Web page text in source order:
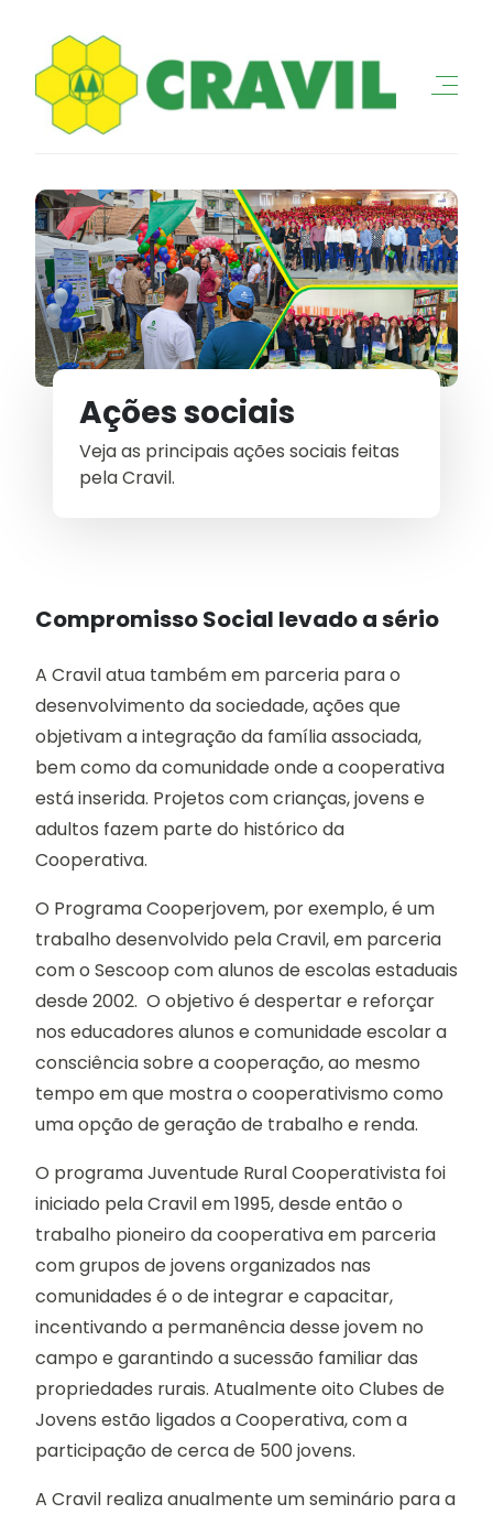
Ações sociais
Veja as principais ações sociais feitas
pela Cravil.
Compromisso Social levado a sério
A Cravil atua também em parceria para o
desenvolvimento da sociedade, ações que
objetivam a integração da família associada,
bem como da comunidade onde a cooperativa
está inserida. Projetos com crianças, jovens e
adultos fazem parte do histórico da
Cooperativa.
O Programa Cooperjovem, por exemplo, é um
trabalho desenvolvido pela Cravil, em parceria
com o Sescoop com alunos de escolas estaduais
desde 2002. O objetivo é despertar e reforçar
nos educadores alunos e comunidade escolar a
consciência sobre a cooperação, ao mesmo
tempo em que mostra o cooperativismo como
uma opção de geração de trabalho e renda.
O programa Juventude Rural Cooperativista foi
iniciado pela Cravil em 1995, desde então o
trabalho pioneiro da cooperativa em parceria
com grupos de jovens organizados nas
comunidades é o de integrar e capacitar,
incentivando a permanência desse jovem no
campo e garantindo a sucessão familiar das
propriedades rurais. Atualmente oito Clubes de
Jovens estão ligados a Cooperativa, com a
participação de cerca de 500 jovens.
A Cravil realiza anualmente um seminário para a